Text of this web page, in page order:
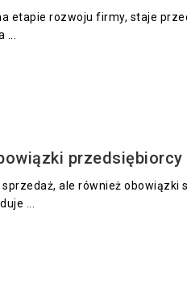
etapie rozwoju firmy, staje
przedsiębiorcy
ale również obowiązki
...